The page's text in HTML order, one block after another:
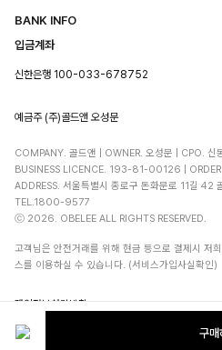
구매
BANK INFO
입금계좌
신한은행 100-033-678752
예금주 (주)골드앤 오성문
COMPANY. 골드앤 | OWNER. 오성문 | CPO. 신
BUSINESS LICENCE. 193-81-00126 |
ADDRESS. 서울특별시 종로구 돈화문로 11길 42
TEL.1800-9577
ⓒ 2026. OBELEE ALL RIGHTS RESERVED.
고객님은 안전거래를 위해 현금 등으로 결제시 저
스를 이용하실 수 있습니다. (서비스가입사실확인)
개인정보처리방침